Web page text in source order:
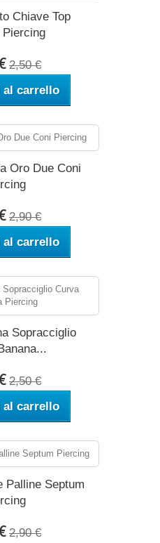
Chiave Top
Piercing
2,50 €
al carrello
Oro Due Coni
2,90 €
al carrello
Sopracciglio
2,50 €
al carrello
Palline Septum
2,90 €